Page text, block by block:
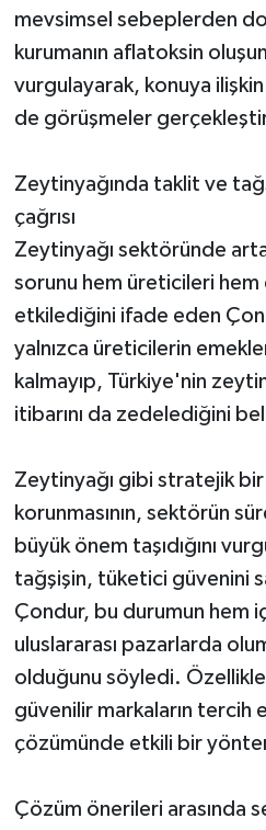
mevsimsel sebeplerden
kurumanın aflatoksin
vurgulayarak, konuya
de görüşmeler
Zeytinyağında taklit ve
çağrısı
Zeytinyağı sektöründe
sorunu hem üreticileri
etkilediğini ifade eden
yalnızca üreticilerin
kalmayıp, Türkiye'nin
itibarını da zedelediğini
Zeytinyağı gibi stratejik
korunmasının, sektörün
büyük önem taşıdığını
tağşişin, tüketici güvenini
Çondur, bu durumun hem
uluslararası pazarlarda
olduğunu söyledi.
güvenilir markaların tercih
çözümünde etkili bir
Çözüm önerileri arasında